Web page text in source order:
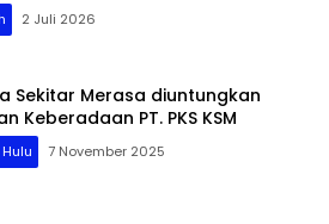
2 Juli 2026
Sekitar Merasa diuntungkan
Keberadaan PT. PKS KSM
7 November 2025